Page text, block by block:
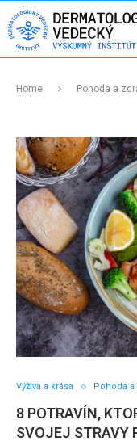
Home Pohoda a
Výživa a krása Pohoda a
8 POTRAVÍN,
SVOJEJ STRAVY